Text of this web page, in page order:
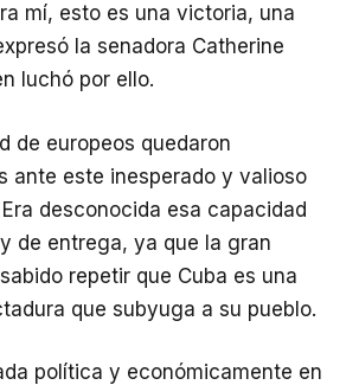
mí, esto es una victoria, una
la senadora Catherine
luchó por ello.
de europeos quedaron
ante este inesperado y valioso
desconocida esa capacidad
de entrega, ya que la gran
repetir que Cuba es una
que subyuga a su pueblo.
política y económicamente en